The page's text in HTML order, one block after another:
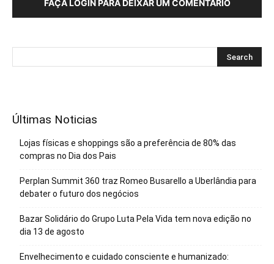
FAÇA LOGIN PARA DEIXAR UM COMENTÁRIO
Últimas Noticias
Lojas físicas e shoppings são a preferência de 80% das
compras no Dia dos Pais
Perplan Summit 360 traz Romeo Busarello a Uberlândia para
debater o futuro dos negócios
Bazar Solidário do Grupo Luta Pela Vida tem nova edição no
dia 13 de agosto
Envelhecimento e cuidado consciente e humanizado: